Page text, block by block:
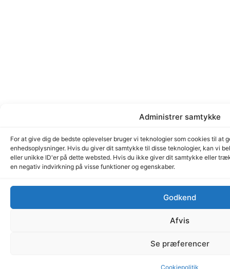
Administrer samtykke
For at give dig de bedste oplevelser bruger vi teknologier som cookies til at
enhedsoplysninger. Hvis du giver dit samtykke til disse teknologier, kan vi
eller unikke ID'er på dette websted. Hvis du ikke giver dit samtykke eller
en negativ indvirkning på visse funktioner og egenskaber.
Godkend
Afvis
Se præferencer
Cookiepolitik